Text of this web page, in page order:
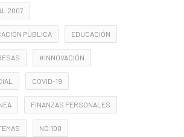
2007
PÚBLICA EDUCACIÓN
#INNOVACIÓN
COVID-19
FINANZAS PERSONALES
NO.100